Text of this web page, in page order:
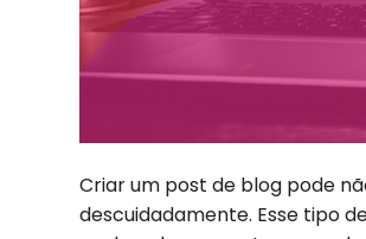
Criar um post de blog pode
descuidadamente. Esse tipo